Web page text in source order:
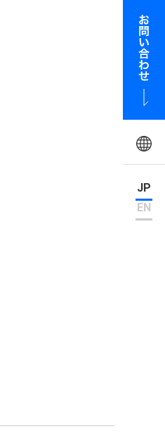
JP
EN